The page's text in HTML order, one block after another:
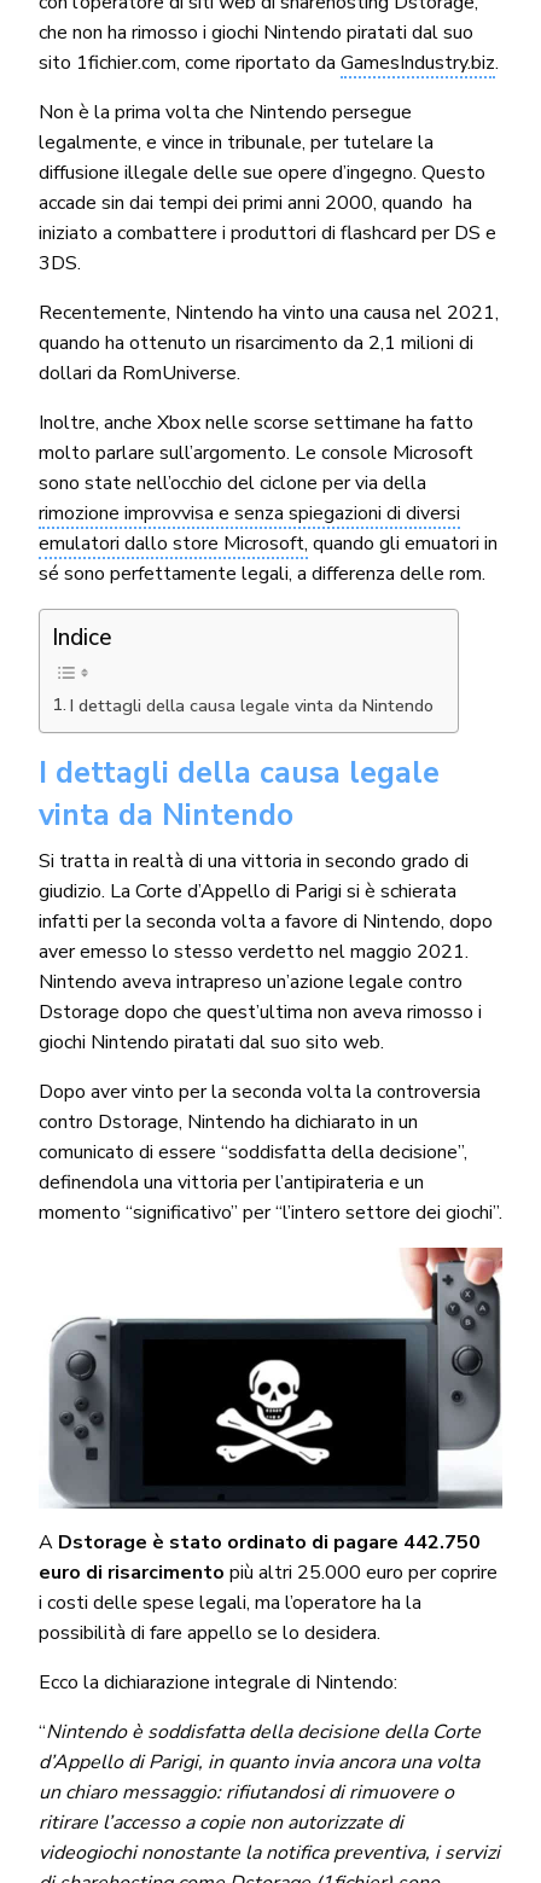
che non ha rimosso i giochi Nintendo piratati dal suo
sito 1fichier.com, come riportato daGamesIndustry.biz.
Non è la prima volta che Nintendo persegue
legalmente, e vince in tribunale, per tutelare la
diffusione illegale delle sue opere d’ingegno. Questo
accade sin dai tempi dei primi anni 2000, quando ha
iniziato a combattere i produttori di flashcard per DS e
3DS.
Recentemente, Nintendo ha vinto una causa nel 2021,
quando ha ottenuto un risarcimento da 2,1 milioni di
dollari da RomUniverse.
Inoltre, anche Xbox nelle scorse settimane ha fatto
molto parlare sull’argomento. Le console Microsoft
sono state nell’occhio del ciclone per via della
rimozione improvvisa e senza spiegazioni di diversi
emulatori dallo store Microsoft, quando gli emuatori in
sé sono perfettamente legali, a differenza delle rom.
Indice
I dettagli della causa legale vinta da Nintendo
I dettagli della causa legale
vinta da Nintendo
Si tratta in realtà di una vittoria in secondo grado di
giudizio. La Corte d’Appello di Parigi si è schierata
infatti per la seconda volta a favore di Nintendo, dopo
aver emesso lo stesso verdetto nel maggio 2021.
Nintendo aveva intrapreso un’azione legale contro
Dstorage dopo che quest’ultima non aveva rimosso i
giochi Nintendo piratati dal suo sito web.
Dopo aver vinto per la seconda volta la controversia
contro Dstorage, Nintendo ha dichiarato in un
comunicato di essere “soddisfatta della decisione”,
definendola una vittoria per l’antipirateria e un
momento “significativo” per “l’intero settore dei giochi”.
A Dstorage è stato ordinato di pagare 442.750
euro di risarcimento più altri 25.000 euro per coprire
i costi delle spese legali, ma l’operatore ha la
possibilità di fare appello se lo desidera.
Ecco la dichiarazione integrale di Nintendo:
“Nintendo è soddisfatta della decisione della Corte
d’Appello di Parigi, in quanto invia ancora una volta
un chiaro messaggio: rifiutandosi di rimuovere o
ritirare l’accesso a copie non autorizzate di
videogiochi nonostante la notifica preventiva, i servizi